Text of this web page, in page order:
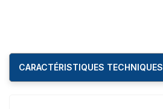
CARACTÉRISTIQUES TECHNIQUES